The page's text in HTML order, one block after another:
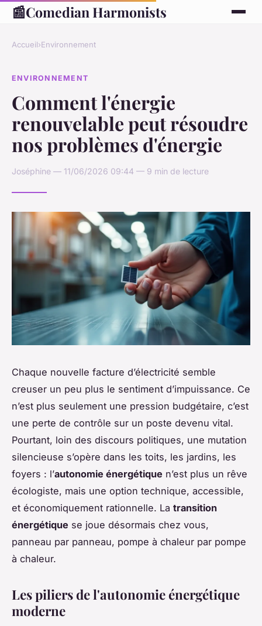
📰Comedian Harmonists
Accueil›Environnement
ENVIRONNEMENT
Comment l'énergie
renouvelable peut résoudre
nos problèmes d'énergie
Joséphine — 11/06/2026 09:44 — 9 min de lecture
Chaque nouvelle facture d’électricité semble
creuser un peu plus le sentiment d’impuissance. Ce
n’est plus seulement une pression budgétaire, c’est
une perte de contrôle sur un poste devenu vital.
Pourtant, loin des discours politiques, une mutation
silencieuse s’opère dans les toits, les jardins, les
foyers : l’autonomie énergétique n’est plus un rêve
écologiste, mais une option technique, accessible,
et économiquement rationnelle. La transition
énergétique se joue désormais chez vous,
panneau par panneau, pompe à chaleur par pompe
à chaleur.
Les piliers de l'autonomie énergétique
moderne